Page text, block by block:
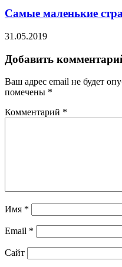
Самые маленькие
31.05.2019
Добавить
Ваш адрес email не будет
помечены *
Комментарий *
Имя *
Email *
Сайт